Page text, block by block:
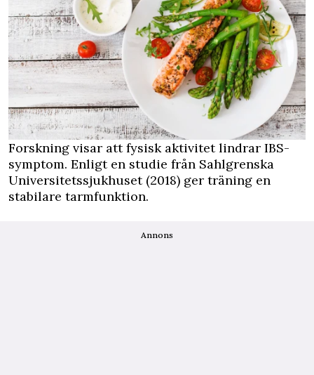
Forskning visar att fysisk aktivitet lindrar IBS-
symptom. Enligt en studie från Sahlgrenska
Universitetssjukhuset (2018) ger träning en
stabilare tarmfunktion.
Annons